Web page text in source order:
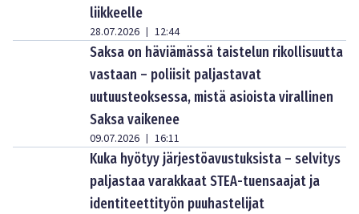
liikkeelle
28.07.2026 | 12:44
Saksa on häviämässä taistelun rikollisuutta
vastaan – poliisit paljastavat
uutuusteoksessa, mistä asioista virallinen
Saksa vaikenee
09.07.2026 | 16:11
Kuka hyötyy järjestöavustuksista – selvitys
paljastaa varakkaat STEA-tuensaajat ja
identiteettityön puuhastelijat